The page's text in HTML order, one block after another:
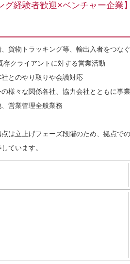
グ経験者歓迎×ベンチャー企
、貨物トラッキング等、輸出入者をつな
存クライアントに対する営業活動
社とのやり取りや会議対応
の様々な関係各社、協力会社とともに事
、営業管理全般業務
は立上げフェーズ段階のため、拠点で
ています。